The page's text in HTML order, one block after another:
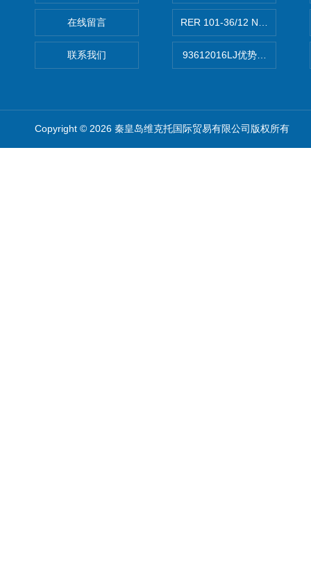
在线留言
联系我们
RER 101-36/12 NHH离心
93612016LJ优势供应美国
Copyright © 2026 秦皇岛维克托国际贸易有限公司版权所有